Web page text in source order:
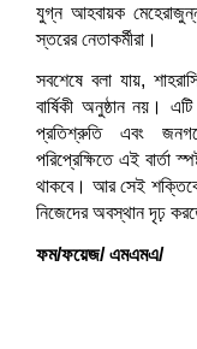
যুগ্ন আহবায়ক
স্তরের নেতাকর্মীরা।
সবশেষে বলা যায়,
বার্ষিকী অনুষ্ঠান নয়।
প্রতিশ্রুতি এবং
পরিপ্রেক্ষিতে এই বার্তা
থাকবে। আর সেই
নিজেদের অবস্থান দৃঢ়
ফম/ফয়েজ/ এমএমএ/